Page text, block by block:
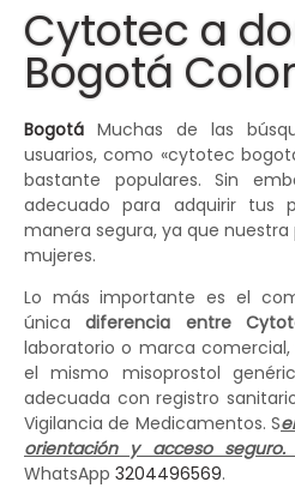
Cytotec a
Bogotá
Bogotá Muchas de las
usuarios, como «cytotec
bastante populares. Sin
adecuado para adquirir tus
manera segura, ya que nuestra
mujeres.
Lo más importante es el
únicadiferencia entre
laboratorio o marca
el mismo misoprostol
adecuada con registro
Vigilancia de Medicamentos. S
orientación y acceso seguro.
WhatsApp 3204496569.